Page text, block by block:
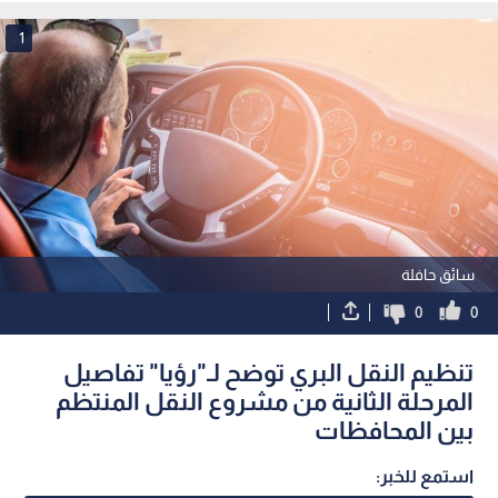
سائق حافلة
1
0
0
تنظيم النقل البري توضح لـ"رؤيا" تفاصيل
المرحلة الثانية من مشروع النقل المنتظم
بين المحافظات
استمع للخبر: